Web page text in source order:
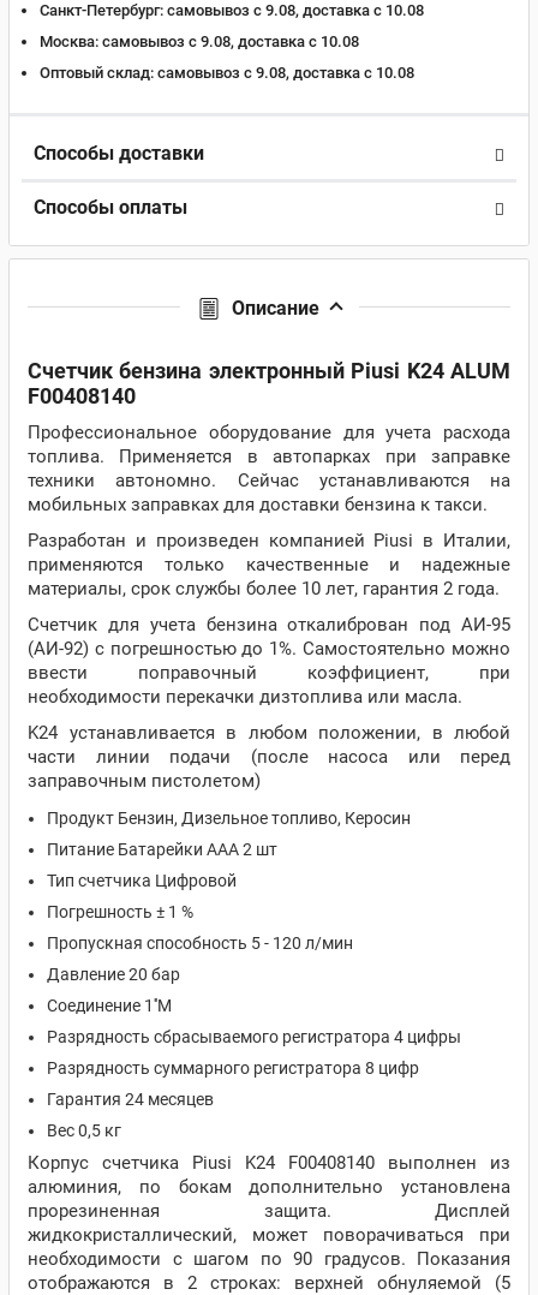
Санкт-Петербург: самовывоз с 9.08, доставка c 10.08
Москва: самовывоз с 9.08, доставка c 10.08
Оптовый склад: самовывоз с 9.08, доставка c 10.08
Способы доставки
Способы оплаты
Описание
Счетчик бензина электронный Piusi K24 ALUM
F00408140
Профессиональное оборудование для учета расхода
топлива. Применяется в автопарках при заправке
техники автономно. Сейчас устанавливаются на
мобильных заправках для доставки бензина к такси.
Разработан и произведен компанией Piusi в Италии,
применяются только качественные и надежные
материалы, срок службы более 10 лет, гарантия 2 года.
Счетчик для учета бензина откалиброван под АИ-95
(АИ-92) с погрешностью до 1%. Самостоятельно можно
ввести поправочный коэффициент, при
необходимости перекачки дизтоплива или масла.
K24 устанавливается в любом положении, в любой
части линии подачи (после насоса или перед
заправочным пистолетом)
Продукт Бензин, Дизельное топливо, Керосин
Питание Батарейки ААА 2 шт
Тип счетчика Цифровой
Погрешность ± 1 %
Пропускная способность 5 - 120 л/мин
Давление 20 бар
Соединение 1''M
Разрядность сбрасываемого регистратора 4 цифры
Разрядность суммарного регистратора 8 цифр
Гарантия 24 месяцев
Вес 0,5 кг
Корпус счетчика Piusi K24 F00408140 выполнен из
алюминия, по бокам дополнительно установлена
прорезиненная защита. Дисплей
жидкокристаллический, может поворачиваться при
необходимости с шагом по 90 градусов. Показания
отображаются в 2 строках: верхней обнуляемой (5